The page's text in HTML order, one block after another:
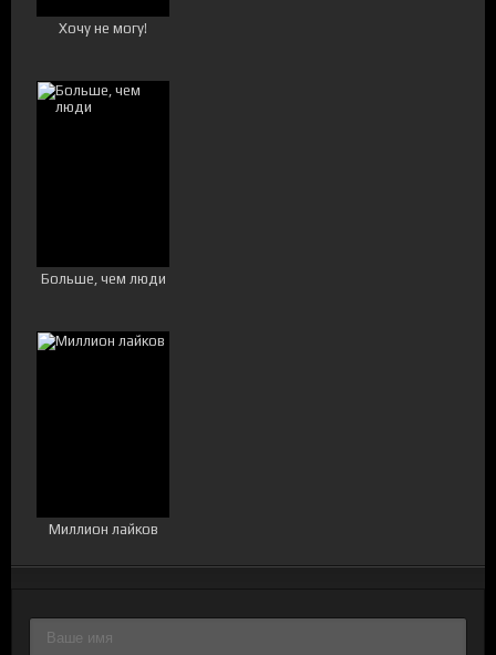
Хочу не могу!
Больше, чем люди
Миллион лайков